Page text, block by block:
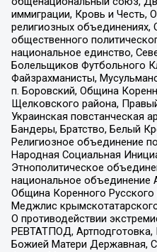
иммиграции, Кровь и Честь,
религиозных объединениях,
общественного
национальное единство,
Болельщиков Футбольного
Файзрахманисты,
п. Боровский, Община
Щелковского района,
Украинская повстанческая
Бандеры, Братство, Белый
Религиозное объединение
Народная Социальная
Этнополитическое
национальное объединение
Община Коренного Русского
Меджлис
О противодействии
РЕВТАТПОД,
Божией Матери Державная,